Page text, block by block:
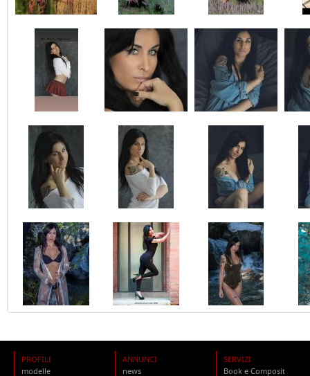
PROFILI
modelle
ANNUNCI
news
SERVIZI
Book e Composit